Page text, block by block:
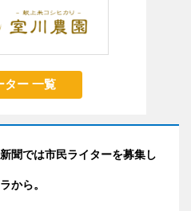
ター 一覧
聞では市民ライターを募集し
から。